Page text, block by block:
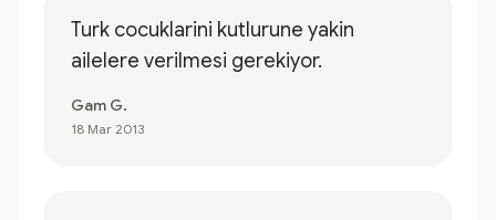
Turk cocuklarini kutlurune yakin
ailelere verilmesi gerekiyor.
Gam G.
18 Mar 2013